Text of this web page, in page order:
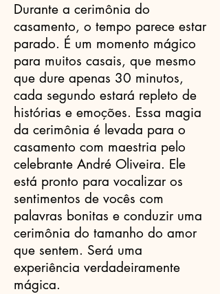
Durante a cerimônia do
casamento, o tempo parece estar
parado. É um momento mágico
para muitos casais, que mesmo
que dure apenas 30 minutos,
cada segundo estará repleto de
histórias e emoções. Essa magia
da cerimônia é levada para o
casamento com maestria pelo
celebrante André Oliveira. Ele
está pronto para vocalizar os
sentimentos de vocês com
palavras bonitas e conduzir uma
cerimônia do tamanho do amor
que sentem. Será uma
experiência verdadeiramente
mágica.